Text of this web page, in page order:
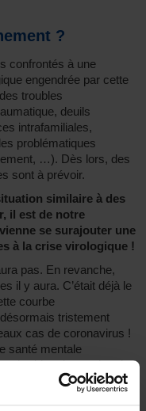
?
confrontés à une
engendrée par cette
troubles
deuils
intrafamiliales,
problématiques
…). Dès lors, des
sont à prévoir.
similaire à des
il est de notre
se surajouter une
à la crise virologique !
pas. En revanche,
il y aura. C’était déjà le
courbe
tristement
cas de coronavirus !
santé mentale
demandes de
une réponse claire de